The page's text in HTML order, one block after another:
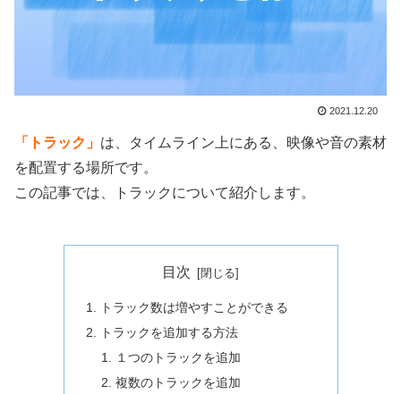
2021.12.20
「トラック」 は、タイムライン上にある、映像や音の素材
を配置する場所です。
この記事では、トラックについて紹介します。
目次
トラック数は増やすことができる
トラックを追加する方法
１つのトラックを追加
複数のトラックを追加